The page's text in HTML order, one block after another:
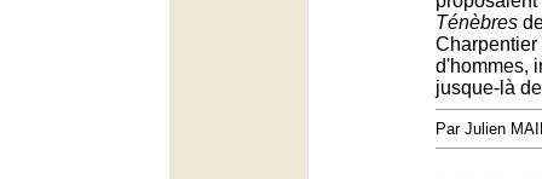
Ténèbres
Charpentier
d'hommes,
jusque-là
Par Julien